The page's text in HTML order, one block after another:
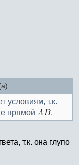
условиям, т.к.
прямой .
т.к. она глупо